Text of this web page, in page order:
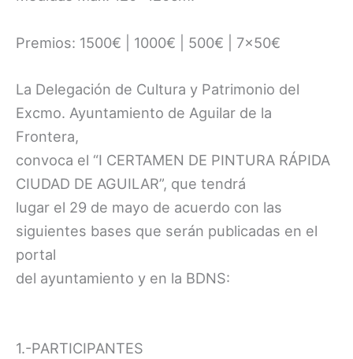
Premios: 1500€ | 1000€ | 500€ | 7×50€
La Delegación de Cultura y Patrimonio del
Excmo. Ayuntamiento de Aguilar de la
Frontera,
convoca el “I CERTAMEN DE PINTURA RÁPIDA
CIUDAD DE AGUILAR”, que tendrá
lugar el 29 de mayo de acuerdo con las
siguientes bases que serán publicadas en el
portal
del ayuntamiento y en la BDNS:
1.-PARTICIPANTES